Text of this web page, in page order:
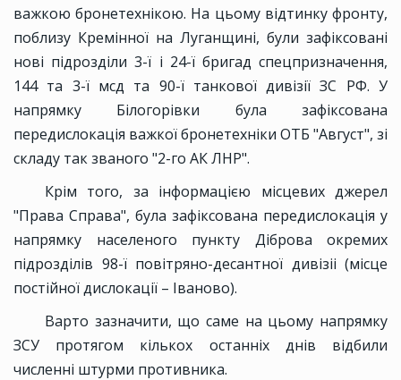
важкою бронетехнікою. На цьому відтинку фронту,
поблизу Кремінної на Луганщині, були зафіксовані
нові підрозділи 3-ї і 24-ї бригад спецпризначення,
144 та 3-ї мсд та 90-ї танкової дивізії ЗС РФ. У
напрямку Білогорівки була зафіксована
передислокація важкої бронетехніки ОТБ "Август", зі
складу так званого "2-го АК ЛНР".
Крім того, за інформацією місцевих джерел
"Права Справа", була зафіксована передислокація у
напрямку населеного пункту Діброва окремих
підрозділів 98-ї повітряно-десантної дивізіі (місце
постійної дислокації – Іваново).
Варто зазначити, що саме на цьому напрямку
ЗСУ протягом кількох останніх днів відбили
численні штурми противника.